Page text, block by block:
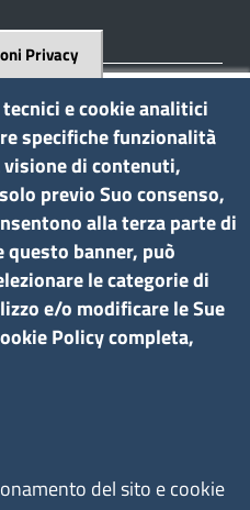
Privacy
e cookie analitici
specifiche funzionalità
di contenuti,
previo Suo consenso,
alla terza parte di
banner, può
le categorie di
e/o modificare le Sue
Policy completa,
del sito e cookie